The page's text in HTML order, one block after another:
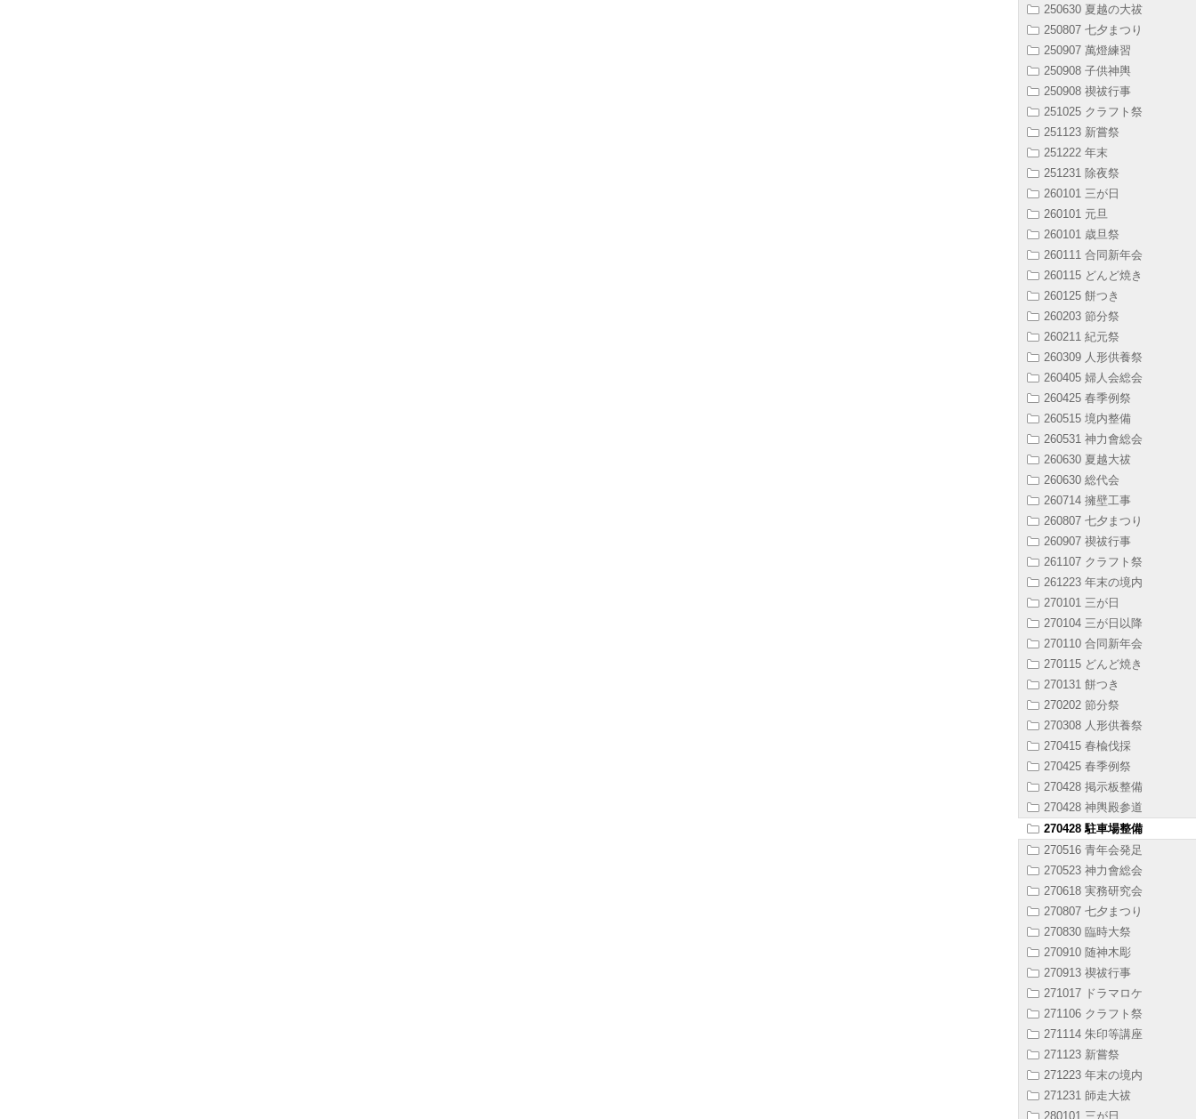
250630 夏越の大祓
250807 七夕まつり
250907 萬燈練習
250908 子供神輿
250908 禊祓行事
251025 クラフト祭
251123 新嘗祭
251222 年末
251231 除夜祭
260101 三が日
260101 元旦
260101 歳旦祭
260111 合同新年会
260115 どんど焼き
260125 餅つき
260203 節分祭
260211 紀元祭
260309 人形供養祭
260405 婦人会総会
260425 春季例祭
260515 境内整備
260531 神力會総会
260630 夏越大祓
260630 総代会
260714 擁壁工事
260807 七夕まつり
260907 禊祓行事
261107 クラフト祭
261223 年末の境内
270101 三が日
270104 三が日以降
270110 合同新年会
270115 どんど焼き
270131 餅つき
270202 節分祭
270308 人形供養祭
270415 春楡伐採
270425 春季例祭
270428 掲示板整備
270428 神輿殿参道
270428 駐車場整備
270516 青年会発足
270523 神力會総会
270618 実務研究会
270807 七夕まつり
270830 臨時大祭
270910 随神木彫
270913 禊祓行事
271017 ドラマロケ
271106 クラフト祭
271114 朱印等講座
271123 新嘗祭
271223 年末の境内
271231 師走大祓
280101 三が日